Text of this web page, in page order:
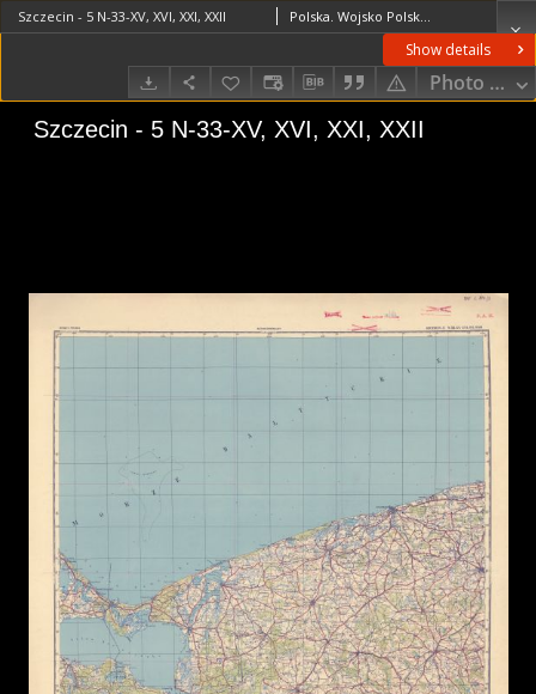
Show details
Photo
Szczecin - 5 N-33-XV, XVI, XXI, XXII Polska. Wojsko Polskie (1918-1939). Sztab Generalny. Instytucja sprawcza. Wydawca